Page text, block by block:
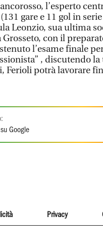
l’esperto
gare e 11 gol in
Leonzio, sua ultima
Grosseto, con il
l’esame finale
, discutendo la
Ferioli potrà lavorare
Google
Privacy